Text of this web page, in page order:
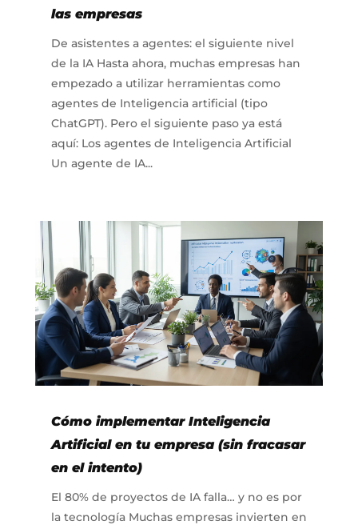
las empresas
De asistentes a agentes: el siguiente nivel
de la IA Hasta ahora, muchas empresas han
empezado a utilizar herramientas como
agentes de Inteligencia artificial (tipo
ChatGPT). Pero el siguiente paso ya está
aquí: Los agentes de Inteligencia Artificial
Un agente de IA...
Cómo implementar Inteligencia
Artificial en tu empresa (sin fracasar
en el intento)
El 80% de proyectos de IA falla… y no es por
la tecnología Muchas empresas invierten en